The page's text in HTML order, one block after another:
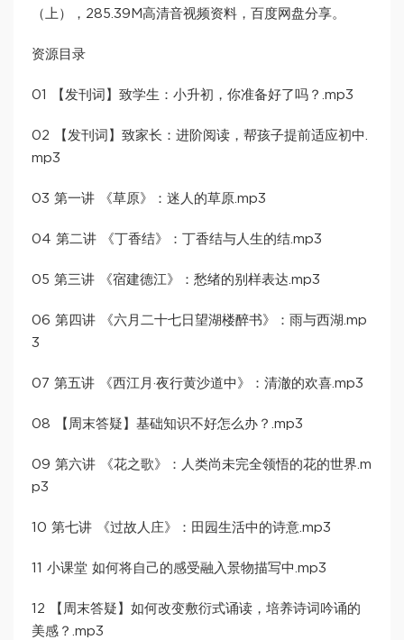
（上），285.39M高清音视频资料，百度网盘分享。
资源目录
01 【发刊词】致学生：小升初，你准备好了吗？.mp3
02 【发刊词】致家长：进阶阅读，帮孩子提前适应初中.
mp3
03 第一讲 《草原》：迷人的草原.mp3
04 第二讲 《丁香结》：丁香结与人生的结.mp3
05 第三讲 《宿建德江》：愁绪的别样表达.mp3
06 第四讲 《六月二十七日望湖楼醉书》：雨与西湖.mp
3
07 第五讲 《西江月·夜行黄沙道中》：清澈的欢喜.mp3
08 【周末答疑】基础知识不好怎么办？.mp3
09 第六讲 《花之歌》：人类尚未完全领悟的花的世界.m
p3
10 第七讲 《过故人庄》：田园生活中的诗意.mp3
11 小课堂 如何将自己的感受融入景物描写中.mp3
12 【周末答疑】如何改变敷衍式诵读，培养诗词吟诵的
美感？.mp3